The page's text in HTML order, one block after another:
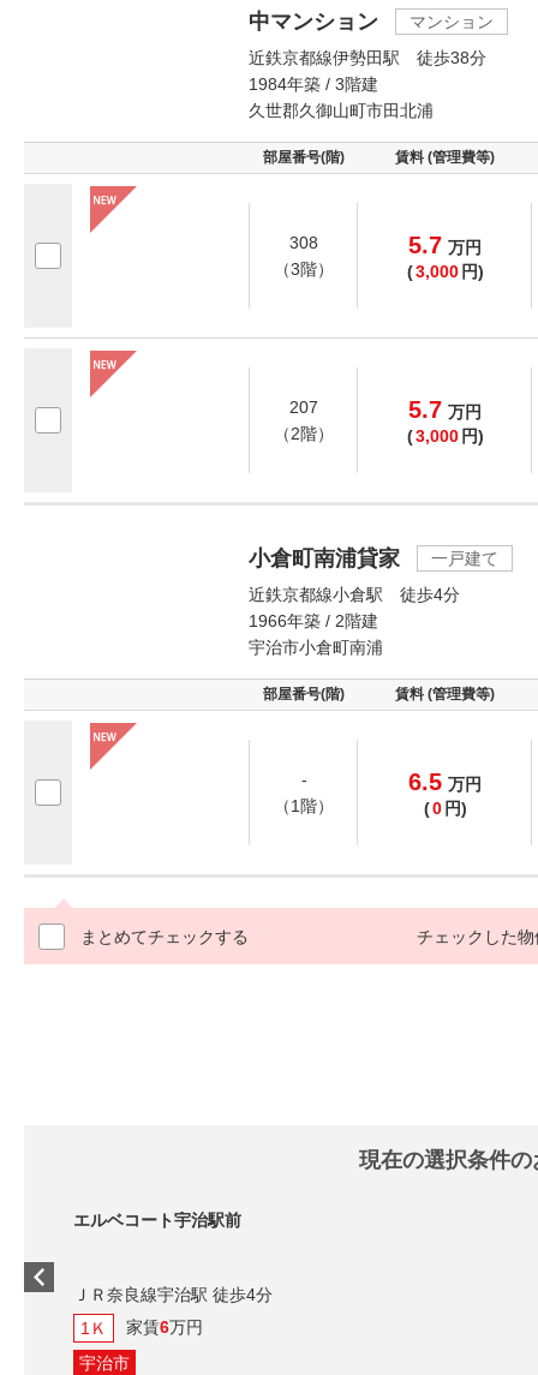
中マンション
マンション
近鉄京都線伊勢田駅 徒歩38分
1984年築 / 3階建
久世郡久御山町市田北浦
部屋番号(階) 賃料 (管理費等)
308
（3階）
5.7 万円
(3,000 円)
207
（2階）
5.7 万円
(3,000 円)
小倉町南浦貸家
一戸建て
近鉄京都線小倉駅 徒歩4分
1966年築 / 2階建
宇治市小倉町南浦
部屋番号(階) 賃料 (管理費等)
-
（1階）
6.5 万円
(0 円)
まとめてチェックする チェックした物
現在の選択条件
エルベコート宇治駅前
ＪＲ奈良線宇治駅 徒歩4分
1Ｋ
家賃6万円
宇治市